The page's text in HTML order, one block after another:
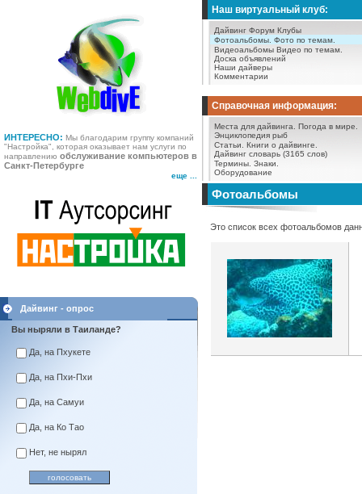
ИНТЕРЕСНО: Мы благодарим группу компаний
"Настройка", которая оказывает нам услуги по
направлению обслуживание компьютеров в
Санкт-Петербурге
еще ...
Наш виртуальный клуб:
Дайвинг Форум Клубы
Фотоальбомы. Фото по темам.
Видеоальбомы Видео по темам.
Доска объявлений
Наши дайверы
Комментарии
Справочная информация:
Места для дайвинга.
Погода в мире.
Энциклопедия рыб
Статьи.
Книги о дайвинге.
Дайвинг словарь (3165 слов)
Термины. Знаки.
Оборудование
Дайвинг - опрос
Вы ныряли в Таиланде?
Да, на Пхукете
Да, на Пхи-Пхи
Да, на Самуи
Да, на Ко Тао
Нет, не нырял
Фотоальбомы
Это список всех фотоальбомов